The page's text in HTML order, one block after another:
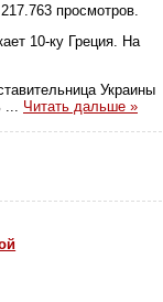
просмотров.
10-ку Греция. На
Украины
Читать дальше »